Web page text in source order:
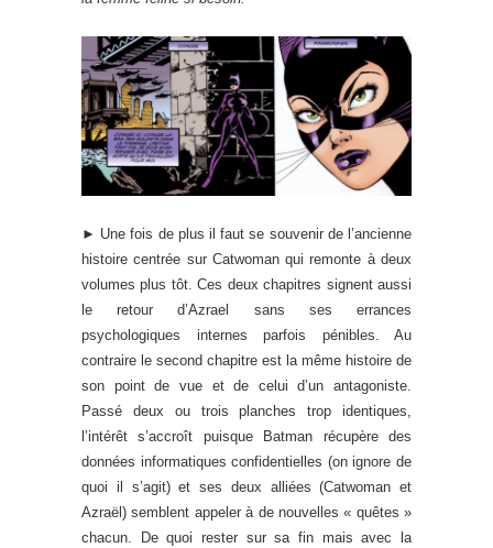
► Une fois de plus il faut se souvenir de l’ancienne
histoire centrée sur Catwoman qui remonte à deux
volumes plus tôt. Ces deux chapitres signent aussi
le retour d’Azrael sans ses errances
psychologiques internes parfois pénibles. Au
contraire le second chapitre est la même histoire de
son point de vue et de celui d’un antagoniste.
Passé deux ou trois planches trop identiques,
l’intérêt s’accroît puisque Batman récupère des
données informatiques confidentielles (on ignore de
quoi il s’agit) et ses deux alliées (Catwoman et
Azraël) semblent appeler à de nouvelles « quêtes »
chacun. De quoi rester sur sa fin mais avec la